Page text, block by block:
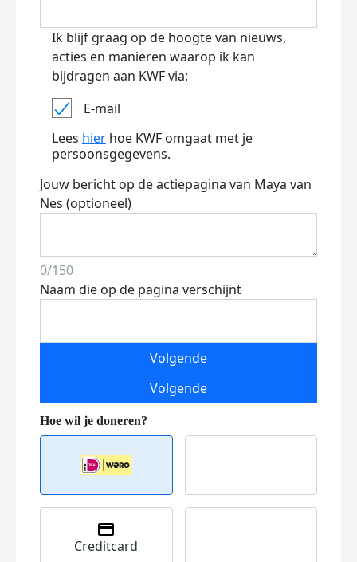
Ik blijf graag op de hoogte van nieuws,
acties en manieren waarop ik kan
bijdragen aan KWF via:
E-mail
Lees hier hoe KWF omgaat met je
persoonsgegevens.
Jouw bericht op de actiepagina van Maya van
Nes (optioneel)
0/150
Naam die op de pagina verschijnt
Volgende
Volgende
Creditcard